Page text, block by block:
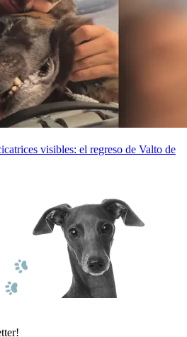
visibles: el regreso de Valto de